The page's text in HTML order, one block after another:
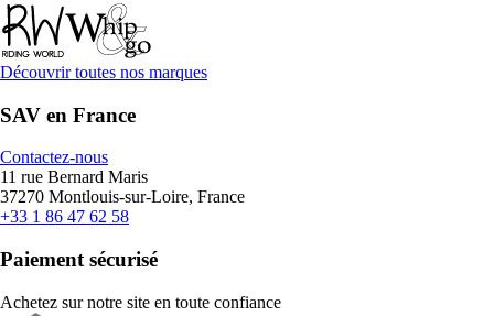
Découvrir toutes nos marques
SAV en France
Contactez-nous
11 rue Bernard Maris
37270 Montlouis-sur-Loire, France
+33 1 86 47 62 58
Paiement sécurisé
Achetez sur notre site en toute confiance